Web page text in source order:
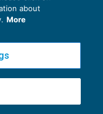
about
More